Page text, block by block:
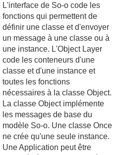
L'interface de So-o code les
fonctions qui permettent de
définir une classe et d'envoyer
un message à une classe ou à
une instance. L'Object Layer
code les conteneurs d'une
classe et d'une instance et
toutes les fonctions
nécessaires à la classe Object.
La classe Object implémente
les messages de base du
modèle So-o. Une classe Once
ne crée qu'une seule instance.
Une Application peut être